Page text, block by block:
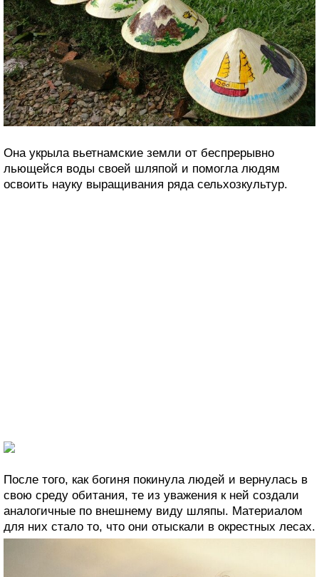
Она укрыла вьетнамские земли от беспрерывно
льющейся воды своей шляпой и помогла людям
освоить науку выращивания ряда сельхозкультур.
После того, как богиня покинула людей и вернулась в
свою среду обитания, те из уважения к ней создали
аналогичные по внешнему виду шляпы. Материалом
для них стало то, что они отыскали в окрестных лесах.